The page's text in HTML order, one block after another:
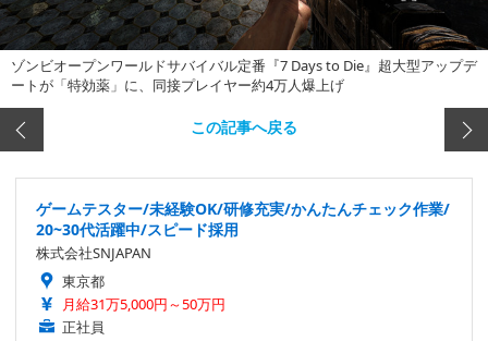
ゾンビオープンワールドサバイバル定番『7 Days to Die』超大型アップデ
ートが「特効薬」に、同接プレイヤー約4万人爆上げ
この記事へ戻る
ゲームテスター/未経験OK/研修充実/かんたんチェック作業/
20~30代活躍中/スピード採用
株式会社SNJAPAN
東京都
月給31万5,000円～50万円
正社員